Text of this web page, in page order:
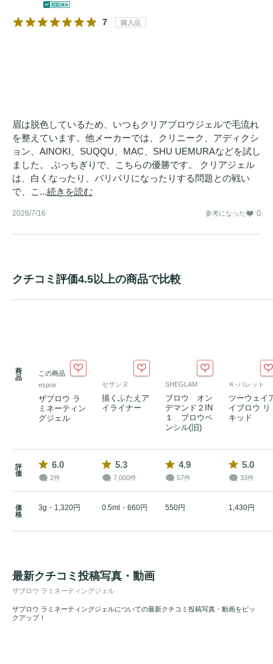
7 購入品
眉は脱色しているため、いつもクリアブロウジェルで毛流れ
を整えています。他メーカーでは、クリニーク、アディクシ
ョン、AINOKI、SUQQU、MAC、SHU UEMURAなどを試し
ました。 ぶっちぎりで、こちらの優勝です。 クリアジェル
は、白くなったり、パリパリになったりする問題との戦い
で、こ...続きを読む
2026/7/16 参考になった 0
クチコミ評価4.5以上の商品で比較
商
品
この商品
espoir
ザブロウ ラ
ミネーティン
グジェル
セザンヌ
描くふたえア
イライナー
SHEGLAM
ブロウ オン
デマンド２IN
１ ブロウペ
ンシル(旧)
Ｋ-パレット
ツーウェイ
イブロウ リ
キッド
評
価
6.0
2件
5.3
7,000件
4.9
57件
5.0
33件
価
格
3g・1,320円 0.5ml・660円 550円 1,430円
最新クチコミ投稿写真・動画
ザブロウ ラミネーティングジェル
ザブロウ ラミネーティングジェルについての最新クチコミ投稿写真・動画をピッ
クアップ！